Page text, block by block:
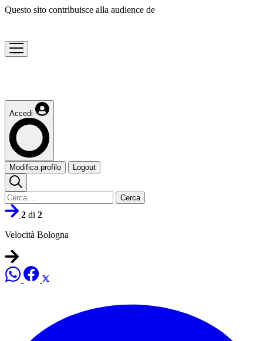
Questo sito contribuisce alla audience de
Accedi
Modifica profilo Logout
Cerca
2 di 2
Velocità Bologna